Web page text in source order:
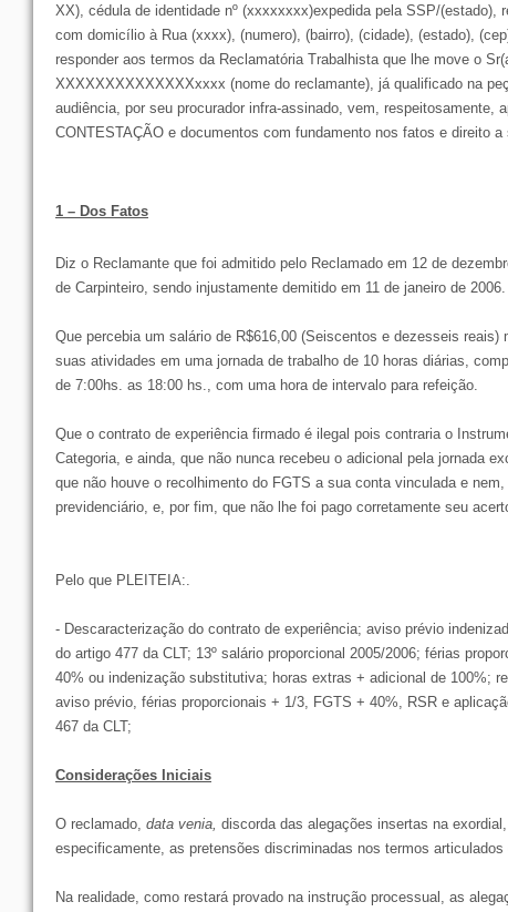
XX), cédula de identidade nº (xxxxxxxx)expedida pela SSP/(estado),
com domicílio à Rua (xxxx), (numero), (bairro), (cidade), (estado),
responder aos termos da Reclamatória Trabalhista que lhe move o
XXXXXXXXXXXXXXxxxx (nome do reclamante), já qualificado na
audiência, por seu procurador infra-assinado, vem, respeitosamente,
CONTESTAÇÃO e documentos com fundamento nos fatos e direito a
1 – Dos Fatos
Diz o Reclamante que foi admitido pelo Reclamado em 12 de
de Carpinteiro, sendo injustamente demitido em 11 de janeiro de 2006.
Que percebia um salário de R$616,00 (Seiscentos e dezesseis reais)
suas atividades em uma jornada de trabalho de 10 horas diárias,
de 7:00hs. as 18:00 hs., com uma hora de intervalo para refeição.
Que o contrato de experiência firmado é ilegal pois contraria o
Categoria, e ainda, que não nunca recebeu o adicional pela jornada
que não houve o recolhimento do FGTS a sua conta vinculada e
previdenciário, e, por fim, que não lhe foi pago corretamente seu
Pelo que PLEITEIA:.
- Descaracterização do contrato de experiência; aviso prévio
do artigo 477 da CLT; 13º salário proporcional 2005/2006; férias
40% ou indenização substitutiva; horas extras + adicional de 100%;
aviso prévio, férias proporcionais + 1/3, FGTS + 40%, RSR e
467 da CLT;
Considerações Iniciais
O reclamado, data venia, discorda das alegações insertas na
especificamente, as pretensões discriminadas nos termos articulados
Na realidade, como restará provado na instrução processual, as